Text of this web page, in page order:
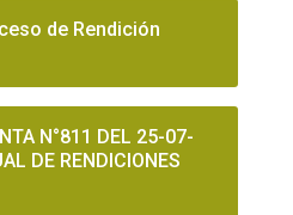
de Rendición
N°811 DEL 25-07-
DE RENDICIONES